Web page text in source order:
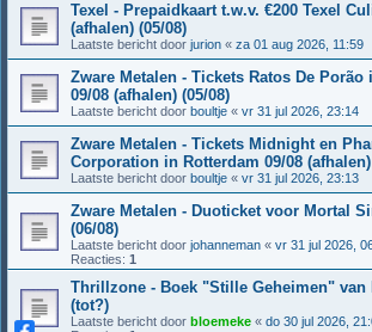
Texel - Prepaidkaart t.w.v. €200 Texel
(afhalen) (05/08)
Laatste bericht door jurion « za 01 aug 2026, 11:59
Zware Metalen - Tickets Ratos De Porão
09/08 (afhalen) (05/08)
Laatste bericht door boultje « vr 31 jul 2026, 23:14
Zware Metalen - Tickets Midnight en
Corporation in Rotterdam 09/08 (afhalen)
Laatste bericht door boultje « vr 31 jul 2026, 23:13
Zware Metalen - Duoticket voor Mortal
(06/08)
Laatste bericht door johanneman « vr 31 jul 2026,
Reacties: 1
Thrillzone - Boek "Stille Geheimen" van
(tot?)
Laatste bericht door bloemeke « do 30 jul 2026,